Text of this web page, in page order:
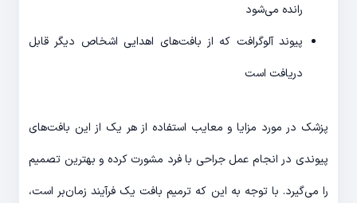
رانده می‌شود
پیوند آلوگرافت که از بافت‌های اهدایی اشخاص دیگر قابل
دریافت است
پزشک در مورد مزایا و معایب استفاده از هر یک از این بافت‌های
پیوندی در انجام عمل جراحی با فرد مشورت کرده و بهترین تصمیم
را می‌گیرد. با توجه به این که ترمیم بافت یک فرآیند زمان‌بر است،